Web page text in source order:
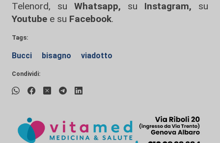
Telenord, su
Whatsapp, su Instagram, su
Youtube e su Facebook.
Tags:
Bucci bisagno viadotto
Condividi: